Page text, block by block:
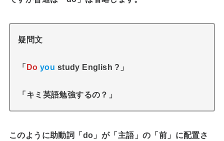
疑問文
「Do you study English ?」
「キミ英語勉強するの？」
このように助動詞「do」が「主語」の「前」に配置さ